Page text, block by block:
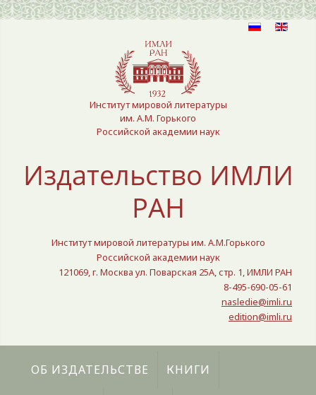
Выберите язык
Институт мировой литературы
им. А.М. Горького
Российской академии наук
Издательство ИМЛИ
РАН
Институт мировой литературы им. А.М.Горького
Российской академии наук
121069, г. Москва ул. Поварская 25A, стр. 1, ИМЛИ РАН
8-495-690-05-61
nasledie@imli.ru
edition@imli.ru
ОБ ИЗДАТЕЛЬСТВЕ КНИГИ